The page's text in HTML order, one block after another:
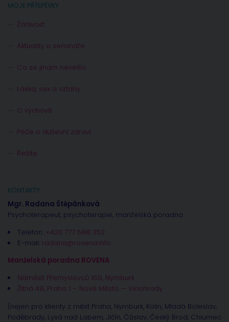
MOJE PŘÍSPĚVKY
Žárlivost
Aktuality a semináře
Co se jinam nevešlo
Láska, sex a vztahy
O výchově
Péče o duševní zdraví
Řešíte
KONTAKTY
Mgr. Radana Štěpánková
Psychoterapeut, psychoterapie, manželská poradna
Telefon: +420 777 588 352
E-mail: radana@rovena.info
Manželská poradna ROVENA
Náměstí Přemyslovců 169, Nymburk
Žitná 49, Praha 1 – Nové Město — Vinohrady
(nejen pro klienty z měst Praha, Nymburk, Kolín, Mladá Boleslav,
Poděbrady, Lysá nad Labem, Jíčín, Čáslav, Český Brod, Chlumec